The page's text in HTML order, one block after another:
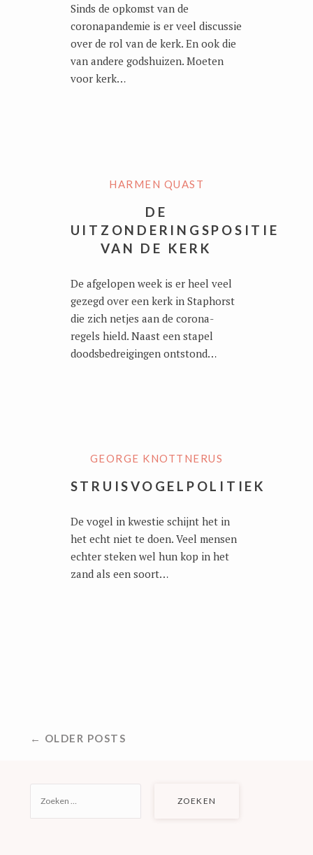
Sinds de opkomst van de
coronapandemie is er veel discussie
over de rol van de kerk. En ook die
van andere godshuizen. Moeten
voor kerk…
HARMEN QUAST
DE
UITZONDERINGSPOSITIE
VAN DE KERK
De afgelopen week is er heel veel
gezegd over een kerk in Staphorst
die zich netjes aan de corona-
regels hield. Naast een stapel
doodsbedreigingen ontstond…
GEORGE KNOTTNERUS
STRUISVOGELPOLITIEK
De vogel in kwestie schijnt het in
het echt niet te doen. Veel mensen
echter steken wel hun kop in het
zand als een soort…
BERICHTNAVIGATIE
← OLDER POSTS
NAAR: